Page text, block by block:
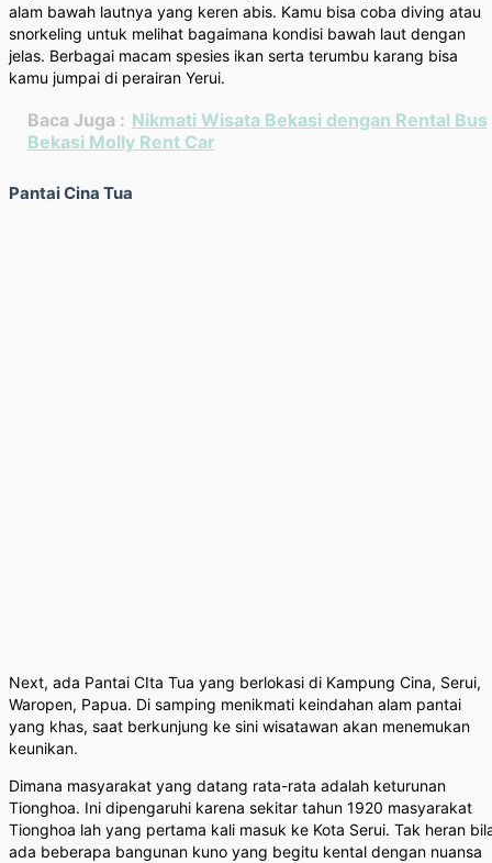
alam bawah lautnya yang keren abis. Kamu bisa coba diving atau
snorkeling untuk melihat bagaimana kondisi bawah laut dengan
jelas. Berbagai macam spesies ikan serta terumbu karang bisa
kamu jumpai di perairan Yerui.
Baca Juga : Nikmati Wisata Bekasi dengan Rental Bus
Bekasi Molly Rent Car
Pantai Cina Tua
Next, ada Pantai CIta Tua yang berlokasi di Kampung Cina, Serui,
Waropen, Papua. Di samping menikmati keindahan alam pantai
yang khas, saat berkunjung ke sini wisatawan akan menemukan
keunikan.
Dimana masyarakat yang datang rata-rata adalah keturunan
Tionghoa. Ini dipengaruhi karena sekitar tahun 1920 masyarakat
Tionghoa lah yang pertama kali masuk ke Kota Serui. Tak heran
ada beberapa bangunan kuno yang begitu kental dengan nuansa